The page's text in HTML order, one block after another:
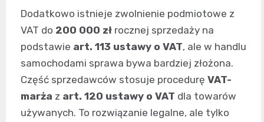
Dodatkowo istnieje zwolnienie podmiotowe z
VAT do 200 000 zł rocznej sprzedaży na
podstawie art. 113 ustawy o VAT, ale w handlu
samochodami sprawa bywa bardziej złożona.
Część sprzedawców stosuje procedurę VAT-
marża z art. 120 ustawy o VAT dla towarów
używanych. To rozwiązanie legalne, ale tylko